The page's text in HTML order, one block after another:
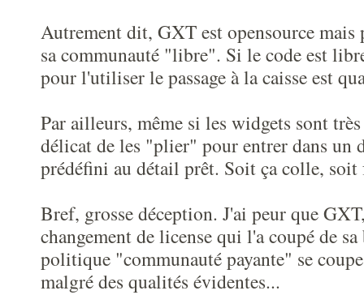
Autrement dit, GXT est opensource mais
sa communauté "libre". Si le code est
pour l'utiliser le passage à la caisse est
Par ailleurs, même si les widgets sont
délicat de les "plier" pour entrer dans un
prédéfini au détail prêt. Soit ça colle,
Bref, grosse déception. J'ai peur que
changement de license qui l'a coupé de sa
politique "communauté payante" se
malgré des qualités évidentes...